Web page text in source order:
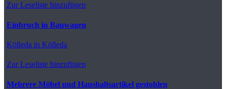
Zur Leseliste hinzufügen
Einbruch in Bauwagen
Kölleda in Kölleda
Zur Leseliste hinzufügen
Mehrere Möbel und Haushaltsartikel gestohlen